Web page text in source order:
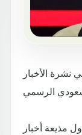
نشرة الأخبار
مذيعة أخبار